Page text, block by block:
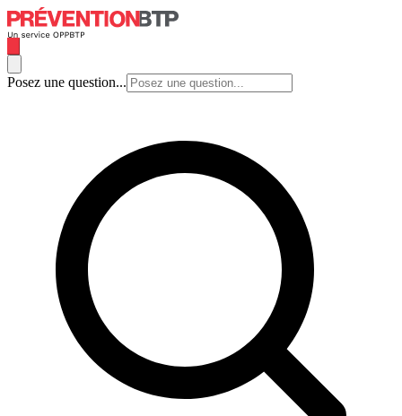
Posez une question...